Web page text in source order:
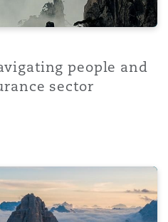
people and
sector
intervene on